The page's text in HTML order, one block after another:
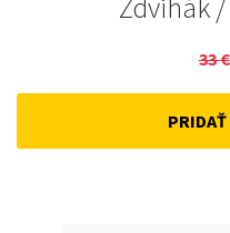
Zdvihák
33€